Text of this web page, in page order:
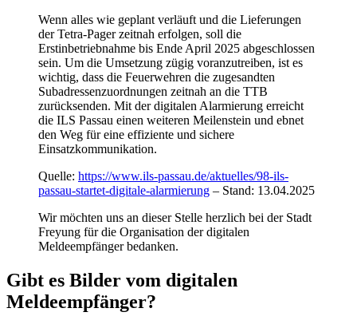
Wenn alles wie geplant verläuft und die Lieferungen
der Tetra-Pager zeitnah erfolgen, soll die
Erstinbetriebnahme bis Ende April 2025 abgeschlossen
sein. Um die Umsetzung zügig voranzutreiben, ist es
wichtig, dass die Feuerwehren die zugesandten
Subadressenzuordnungen zeitnah an die TTB
zurücksenden. Mit der digitalen Alarmierung erreicht
die ILS Passau einen weiteren Meilenstein und ebnet
den Weg für eine effiziente und sichere
Einsatzkommunikation.
Quelle: https://www.ils-passau.de/aktuelles/98-ils-
passau-startet-digitale-alarmierung – Stand: 13.04.2025
Wir möchten uns an dieser Stelle herzlich bei der Stadt
Freyung für die Organisation der digitalen
Meldeempfänger bedanken.
Gibt es Bilder vom digitalen
Meldeempfänger?